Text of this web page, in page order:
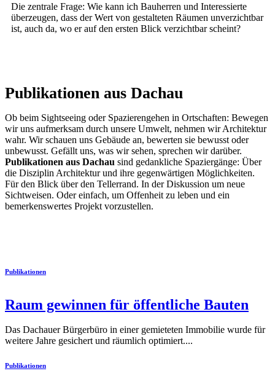
Die zentrale Frage: Wie kann ich Bauherren und Interessierte
überzeugen, dass der Wert von gestalteten Räumen unverzichtbar
ist, auch da, wo er auf den ersten Blick verzichtbar scheint?
Publikationen aus Dachau
Ob beim Sightseeing oder Spazierengehen in Ortschaften: Bewegen
wir uns aufmerksam durch unsere Umwelt, nehmen wir Architektur
wahr. Wir schauen uns Gebäude an, bewerten sie bewusst oder
unbewusst. Gefällt uns, was wir sehen, sprechen wir darüber.
Publikationen aus Dachau sind gedankliche Spaziergänge: Über
die Disziplin Architektur und ihre gegenwärtigen Möglichkeiten.
Für den Blick über den Tellerrand. In der Diskussion um neue
Sichtweisen. Oder einfach, um Offenheit zu leben und ein
bemerkenswertes Projekt vorzustellen.
Publikationen
Raum gewinnen für öffentliche Bauten
Das Dachauer Bürgerbüro in einer gemieteten Immobilie wurde für
weitere Jahre gesichert und räumlich optimiert....
Publikationen